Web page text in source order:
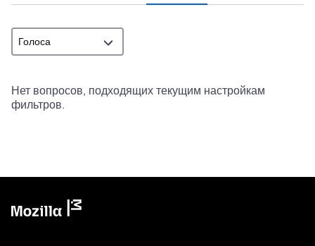
Нет вопросов, подходящих текущим настройкам
фильтров.